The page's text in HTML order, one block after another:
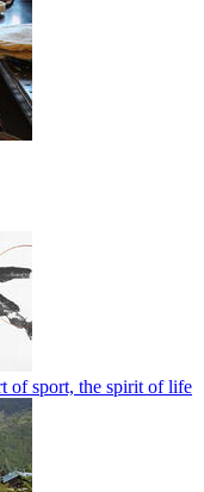
of sport, the spirit of life